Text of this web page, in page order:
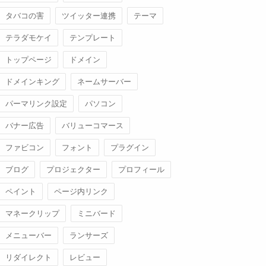
タバコの害 ツイッター連携 テーマ
テラダモケイ テンプレート
トップページ ドメイン
ドメインキング ネームサーバー
パーマリンク設定 パソコン
バナー広告 バリューコマース
ファビコン フォント プラグイン
ブログ プロジェクター プロフィール
ペイント ページ内リンク
マネークリップ ミニバード
メニューバー ランサーズ
リダイレクト レビュー